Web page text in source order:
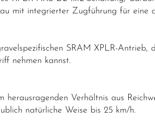
mit integrierter Zugführung für eine
SRAM XPLR-Antrieb,
nehmen kannst.
Verhältnis aus
natürliche Weise bis 25 km/h.